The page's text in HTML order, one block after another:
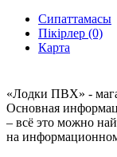
Сипаттамасы
Пікірлер (0)
Карта
«Лодки ПВХ» -
Основная
– всё это можно
на